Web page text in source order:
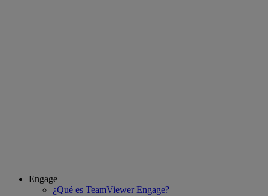
Engage
¿Qué es TeamViewer Engage?